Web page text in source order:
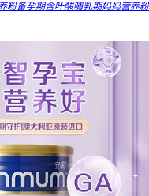
粉备孕期含叶酸哺乳期妈妈营养